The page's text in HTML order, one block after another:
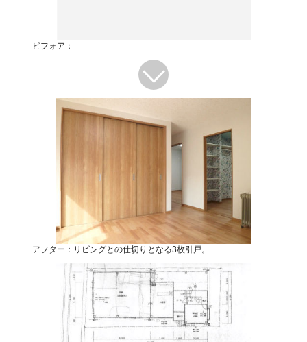
ビフォア：
アフター：リビングとの仕切りとなる3枚引戸。